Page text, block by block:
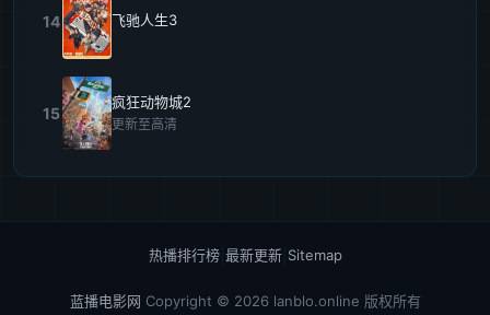
14 飞驰人生3
15
疯狂动物城2
更新至高清
热播排行榜| 最新更新| Sitemap
蓝播电影网 Copyright © 2026 lanblo.online 版权所有